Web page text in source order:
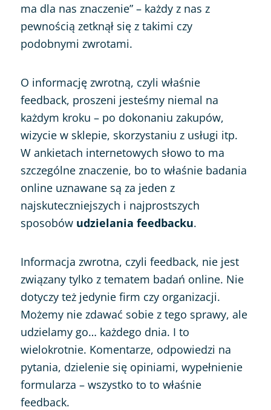
ma dla nas znaczenie” – każdy z nas z
pewnością zetknął się z takimi czy
podobnymi zwrotami.
O informację zwrotną, czyli właśnie
feedback, proszeni jesteśmy niemal na
każdym kroku – po dokonaniu zakupów,
wizycie w sklepie, skorzystaniu z usługi itp.
W ankietach internetowych słowo to ma
szczególne znaczenie, bo to właśnie badania
online uznawane są za jeden z
najskuteczniejszych i najprostszych
sposobów udzielania feedbacku.
Informacja zwrotna, czyli feedback, nie jest
związany tylko z tematem badań online. Nie
dotyczy też jedynie firm czy organizacji.
Możemy nie zdawać sobie z tego sprawy, ale
udzielamy go… każdego dnia. I to
wielokrotnie. Komentarze, odpowiedzi na
pytania, dzielenie się opiniami, wypełnienie
formularza – wszystko to to właśnie
feedback.